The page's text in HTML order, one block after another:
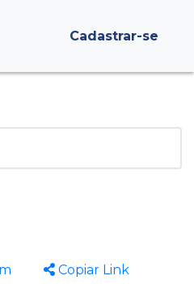
Cadastrar-se
Copiar Link